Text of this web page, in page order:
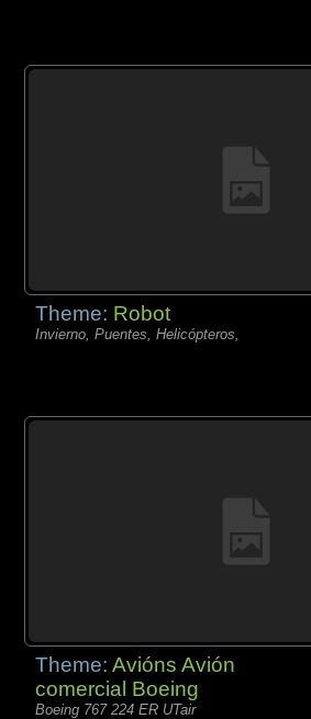
Theme: Robot
Invierno, Puentes, Helicópteros,
Theme:Avións Avión
comercial Boeing
Boeing 767 224 ER UTair